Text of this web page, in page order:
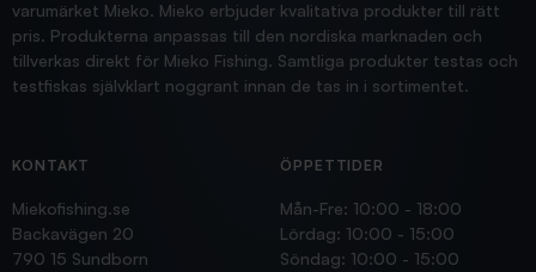
varumärket Mieko. Mieko erbjuder kvalitativa produkter till rätt
pris. Produkterna anpassas till den nordiska marknaden och
tillverkas direkt för Mieko Fishing. Samtliga produkter testas och
testfiskas självklart noggrant innan de tas in i sortimentet.
KONTAKT
Miekofishing.se
Backavägen 20
790 15 Sundborn
ÖPPETTIDER
Mån-Fre: 10:00 - 18:00
Lördag: 10:00 - 15:00
Söndag: 10:00 - 15:00